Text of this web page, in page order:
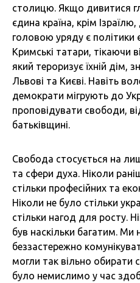
столицю. Якщо дивитися
єдина країна, крім
головою уряду є політики
Кримські татари, тікаючи
який тероризує їхній дім,
Львові та Києві. Навіть
демократи мігрують до
проповідувати свободи,
батьківщині.
Свобода стосується на
та сфери духа. Ніколи
стільки професійних та
Ніколи не було стільки
стільки нагод для росту.
був наскільки багатим. Ми
беззастережно
могли так вільно обирати
було немислимо у час